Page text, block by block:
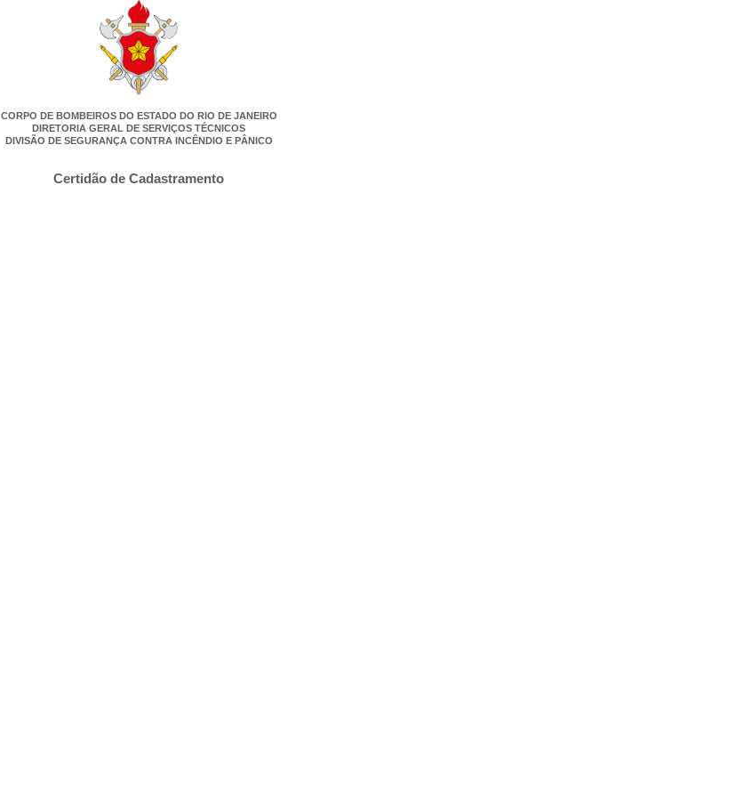
CORPO DE BOMBEIROS DO ESTADO DO RIO DE JANEIRO
DIRETORIA GERAL DE SERVIÇOS TÉCNICOS
DIVISÃO DE SEGURANÇA CONTRA INCÊNDIO E PÂNICO
Certidão de Cadastramento